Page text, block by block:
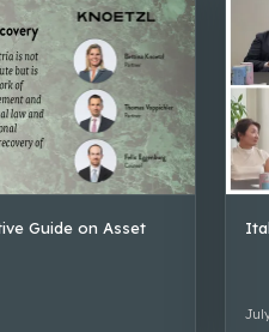
Guide on Asset